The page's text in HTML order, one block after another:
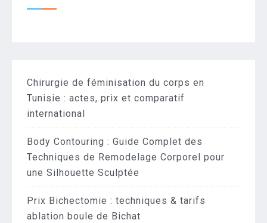
Chirurgie de féminisation du corps en
Tunisie : actes, prix et comparatif
international
Body Contouring : Guide Complet des
Techniques de Remodelage Corporel pour
une Silhouette Sculptée
Prix Bichectomie : techniques & tarifs
ablation boule de Bichat